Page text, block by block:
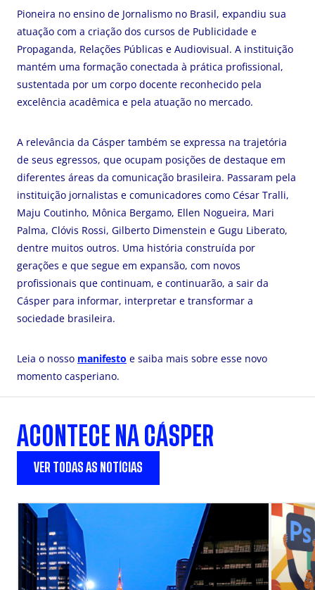
Pioneira no ensino de Jornalismo no Brasil, expandiu sua
atuação com a criação dos cursos de Publicidade e
Propaganda, Relações Públicas e Audiovisual. A instituição
mantém uma formação conectada à prática profissional,
sustentada por um corpo docente reconhecido pela
excelência acadêmica e pela atuação no mercado.
A relevância da Cásper também se expressa na trajetória
de seus egressos, que ocupam posições de destaque em
diferentes áreas da comunicação brasileira. Passaram pela
instituição jornalistas e comunicadores como César Tralli,
Maju Coutinho, Mônica Bergamo, Ellen Nogueira, Mari
Palma, Clóvis Rossi, Gilberto Dimenstein e Gugu Liberato,
dentre muitos outros. Uma história construída por
gerações e que segue em expansão, com novos
profissionais que continuam, e continuarão, a sair da
Cásper para informar, interpretar e transformar a
sociedade brasileira.
Leia o nosso manifesto e saiba mais sobre esse novo
momento casperiano.
ACONTECE NA CÁSPER
VER TODAS AS NOTÍCIAS